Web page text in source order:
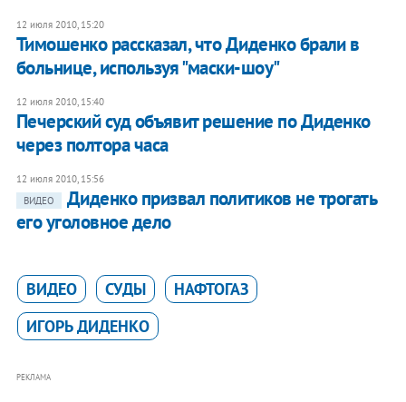
12 июля 2010, 15:20
Тимошенко рассказал, что Диденко брали в
больнице, используя "маски-шоу"
12 июля 2010, 15:40
Печерский суд объявит решение по Диденко
через полтора часа
12 июля 2010, 15:56
ВИДЕО
Диденко призвал политиков не трогать
его уголовное дело
ВИДЕО СУДЫ
НАФТОГАЗ
ИГОРЬ ДИДЕНКО
РЕКЛАМА